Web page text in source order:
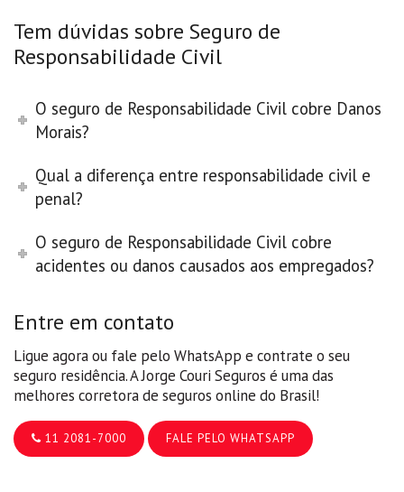
Tem dúvidas sobre Seguro de
Responsabilidade Civil
O seguro de Responsabilidade Civil cobre Danos
Morais?
Qual a diferença entre responsabilidade civil e
penal?
O seguro de Responsabilidade Civil cobre
acidentes ou danos causados aos empregados?
Entre em contato
Ligue agora ou fale pelo WhatsApp e contrate o seu
seguro residência. A Jorge Couri Seguros é uma das
melhores corretora de seguros online do Brasil!
11 2081-7000 FALE PELO WHATSAPP